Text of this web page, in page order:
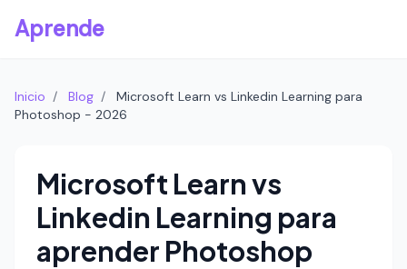
Aprende
Inicio / Blog /
Microsoft Learn vs Linkedin Learning para
Photoshop - 2026
Microsoft Learn vs
Linkedin Learning para
aprender Photoshop